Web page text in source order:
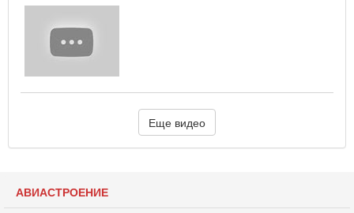
Еще видео
АВИАСТРОЕНИЕ